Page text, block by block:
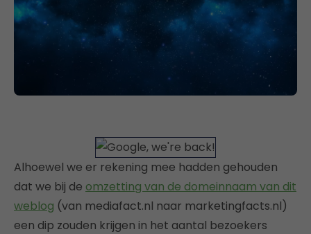
Alhoewel we er rekening mee hadden gehouden
dat we bij de omzetting van de domeinnaam van dit
weblog (van mediafact.nl naar marketingfacts.nl)
een dip zouden krijgen in het aantal bezoekers